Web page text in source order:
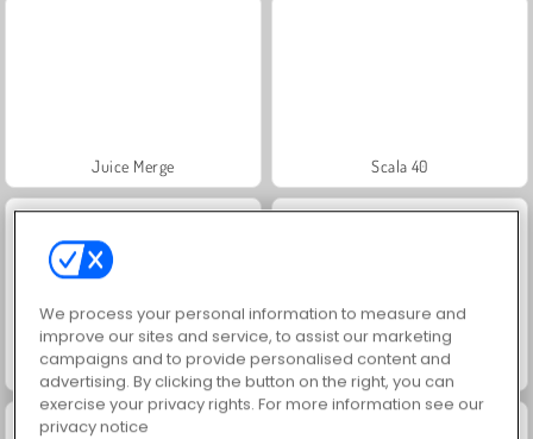
Juice Merge Scala 40
Solitaire Social Trollface Quest: USA 2
We process your personal information to measure and
improve our sites and service, to assist our marketing
campaigns and to provide personalised content and
advertising. By clicking the button on the right, you can
exercise your privacy rights. For more information see our
privacy notice